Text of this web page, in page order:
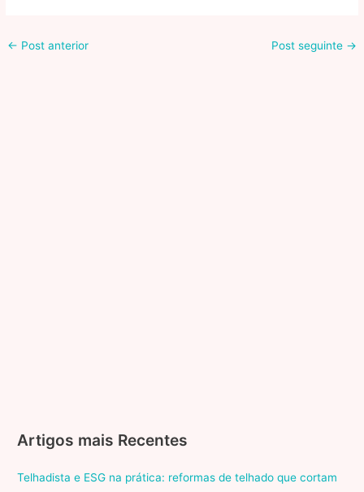
← Post anterior Post seguinte →
Artigos mais Recentes
Telhadista e ESG na prática: reformas de telhado que cortam